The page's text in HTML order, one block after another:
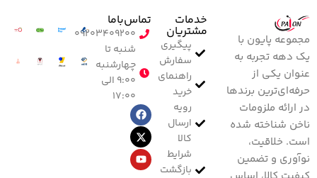
مجموعه پایون با
یک دهه تجربه به
عنوان یکی از
حرفه‌ای‌ترین برندها
در ارائه ملزومات
ناخن شناخته شده
است. خلاقیت،
نوآوری و تضمین
خدمات
مشتریان
پیگیری
سفارش
راهنمای
خرید
رویه
ارسال
کالا
شرایط
بازگشت
تماس‌با‌ما
۰۹۲۰۳۴۰۹۲۰۰
شنبه تا
چهارشنبه
۹:۰۰ الی
۱۷:۰۰